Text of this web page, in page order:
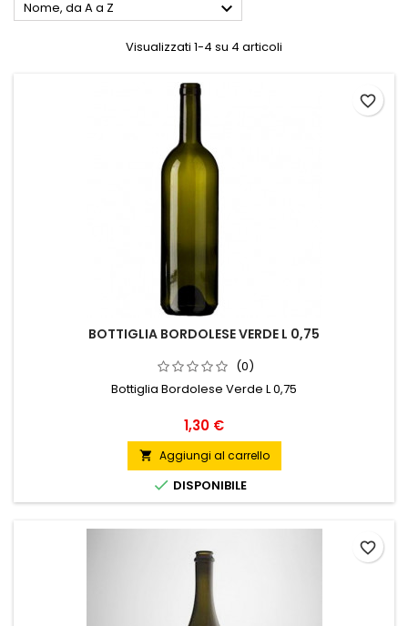
Nome, da A a Z 
Visualizzati 1-4 su 4 articoli
BOTTIGLIA BORDOLESE VERDE L 0,75
(0)
Bottiglia Bordolese Verde L 0,75
Prezzo
1,30 €
 Aggiungi al carrello
 DISPONIBILE
favorite_border
favorite_border